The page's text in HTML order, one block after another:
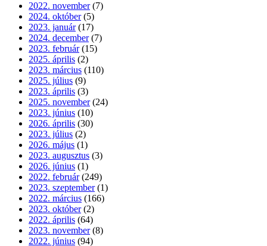
2022. november (7)
2024. október (5)
2023. január (17)
2024. december (7)
2023. február (15)
2025. április (2)
2023. március (110)
2025. július (9)
2023. április (3)
2025. november (24)
2023. június (10)
2026. április (30)
2023. július (2)
2026. május (1)
2023. augusztus (3)
2026. június (1)
2022. február (249)
2023. szeptember (1)
2022. március (166)
2023. október (2)
2022. április (64)
2023. november (8)
2022. június (94)